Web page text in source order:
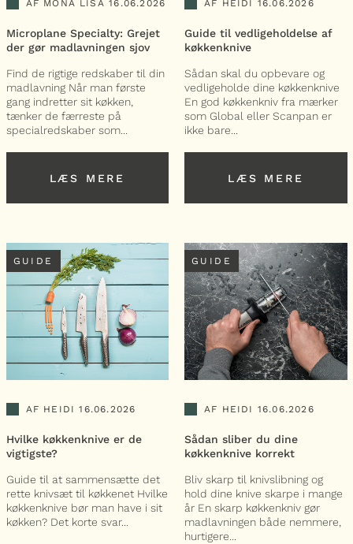
AF MONA LISA 16.06.2026
Microplane Specialty: Grejet
der gør madlavningen sjov
Find de rigtige redskaber til din
madlavning Når man første
gang indretter sit køkken,
tænker de færreste på
specialredskaber som...
LÆS MERE
AF HEIDI 16.06.2026
Guide til vedligeholdelse af
køkkenknive
Sådan skal du opbevare og
vedligeholde dine køkkenknive
En god køkkenkniv fra mærker
som Global eller Scanpan er
ikke bare...
LÆS MERE
GUIDE
AF HEIDI 16.06.2026
Hvilke køkkenknive er de
vigtigste?
Guide til at sammensætte det
rette knivsæt til køkkenet Hvilke
køkkenknive bør man have i sit
køkken? Det korte svar...
GUIDE
AF HEIDI 16.06.2026
Sådan sliber du dine
køkkenknive korrekt
Bliv skarp til knivslibning og
hold dine knive skarpe i mange
år En skarp køkkenkniv gør
madlavningen både nemmere,
hurtigere...